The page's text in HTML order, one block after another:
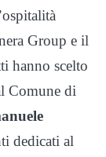
Group e il
hanno scelto
Comune di
dedicati al